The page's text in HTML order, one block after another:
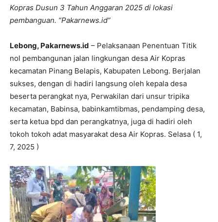
Kopras Dusun 3 Tahun Anggaran 2025 di lokasi
pembanguan. “Pakarnews.id”
Lebong, Pakarnews.id – Pelaksanaan Penentuan Titik
nol pembangunan jalan lingkungan desa Air Kopras
kecamatan Pinang Belapis, Kabupaten Lebong. Berjalan
sukses, dengan di hadiri langsung oleh kepala desa
beserta perangkat nya, Perwakilan dari unsur tripika
kecamatan, Babinsa, babinkamtibmas, pendamping desa,
serta ketua bpd dan perangkatnya, juga di hadiri oleh
tokoh tokoh adat masyarakat desa Air Kopras. Selasa ( 1,
7, 2025 )